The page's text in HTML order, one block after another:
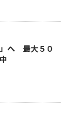
へ 最大５０